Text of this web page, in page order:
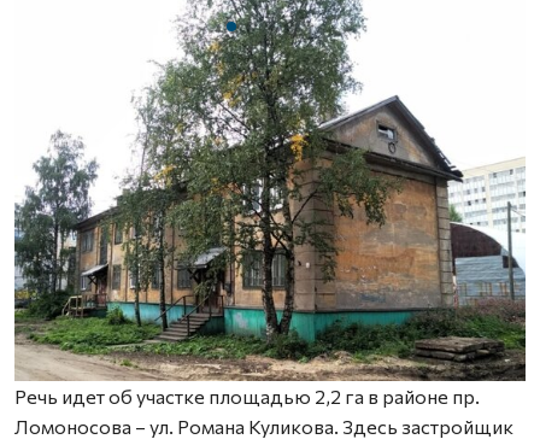
Речь идет об участке площадью 2,2 га в районе пр.
Ломоносова – ул. Романа Куликова. Здесь застройщик